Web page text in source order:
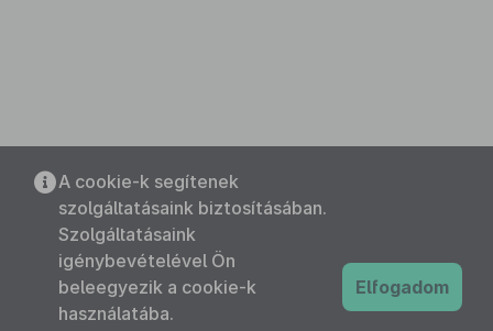
A cookie-k segítenek
szolgáltatásaink biztosításában.
Szolgáltatásaink
igénybevételével Ön
beleegyezik a cookie-k
használatába.
Elfogadom